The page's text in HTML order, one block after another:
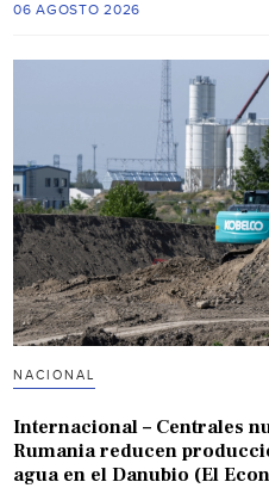
06 AGOSTO 2026
NACIONAL
Internacional – Centrales
Rumania reducen
agua en el Danubio (El